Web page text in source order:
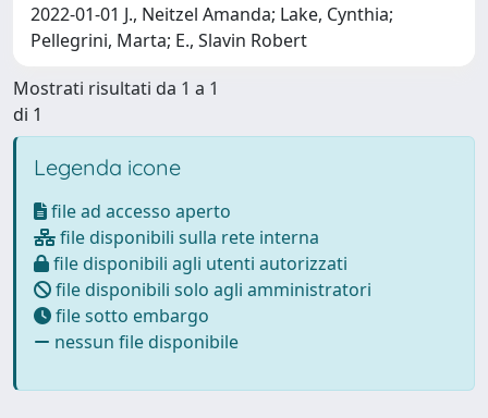
2022-01-01 J., Neitzel Amanda; Lake, Cynthia;
Pellegrini, Marta; E., Slavin Robert
Mostrati risultati da 1 a 1
di 1
Legenda icone
file ad accesso aperto
file disponibili sulla rete interna
file disponibili agli utenti autorizzati
file disponibili solo agli amministratori
file sotto embargo
nessun file disponibile